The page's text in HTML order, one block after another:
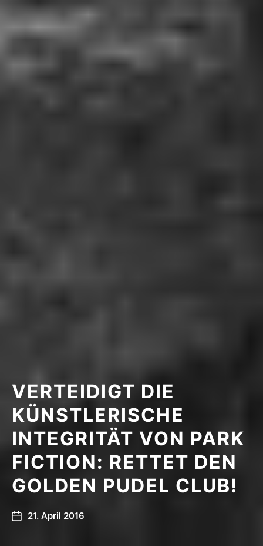
VERTEIDIGT DIE
KÜNSTLERISCHE
INTEGRITÄT VON PARK
FICTION: RETTET DEN
GOLDEN PUDEL CLUB!
21. April 2016